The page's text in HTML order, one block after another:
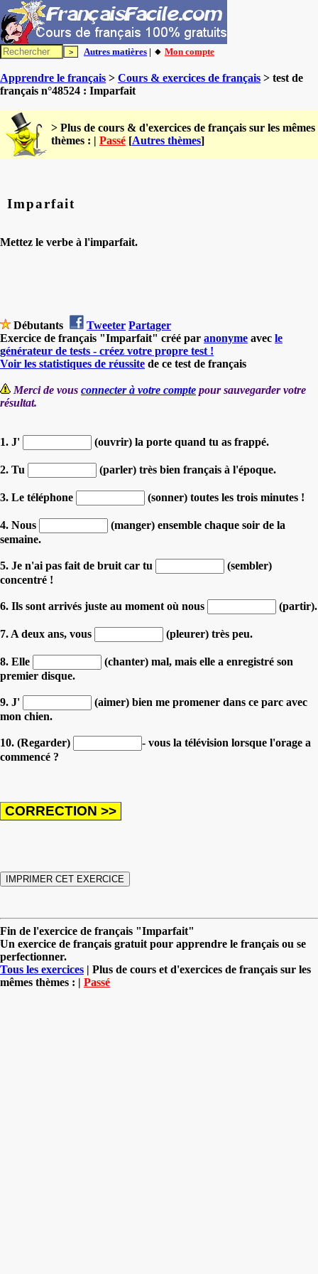
Autres matières | 🔸 Mon compte
Apprendre le français > Cours & exercices de français > test de
français n°48524 : Imparfait
> Plus de cours & d'exercices de français sur les mêmes
thèmes : | Passé [Autres thèmes]
Imparfait
Mettez le verbe à l'imparfait.
Débutants Tweeter Partager
Exercice de français "Imparfait" créé par anonyme avec le
générateur de tests - créez votre propre test !
Voir les statistiques de réussite de ce test de français
Merci de vous connecter à votre compte pour sauvegarder votre
résultat.
1. J' (ouvrir) la porte quand tu as frappé.
2. Tu (parler) très bien français à l'époque.
3. Le téléphone (sonner) toutes les trois minutes !
4. Nous
(manger) ensemble chaque soir de la
semaine.
5. Je n'ai pas fait de bruit car tu
(sembler)
concentré !
6. Ils sont arrivés juste au moment où nous (partir).
7. A deux ans, vous (pleurer) très peu.
8. Elle
(chanter) mal, mais elle a enregistré son
premier disque.
9. J'
(aimer) bien me promener dans ce parc avec
mon chien.
10. (Regarder)
- vous la télévision lorsque l'orage a
commencé ?
Fin de l'exercice de français "Imparfait"
Un exercice de français gratuit pour apprendre le français ou se
perfectionner.
Tous les exercices | Plus de cours et d'exercices de français sur les
mêmes thèmes : | Passé